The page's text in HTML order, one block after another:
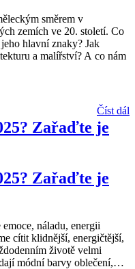
směrem v
zemích ve 20. století. Co
hlavní znaky? Jak
a malířství? A co nám
Číst dál
Zařaďte je
Zařaďte je
náladu, energii
cítit klidnější, energičtější,
životě velmi
módní barvy oblečení,…